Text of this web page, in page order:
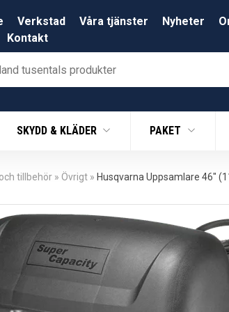
Verkstad Våra tjänster Nyheter
Kontakt
SKYDD & KLÄDER PAKET
tillbehör » Övrigt » Husqvarna Uppsamlare 46″